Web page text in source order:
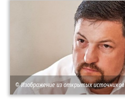
© Изображение из открытых источников